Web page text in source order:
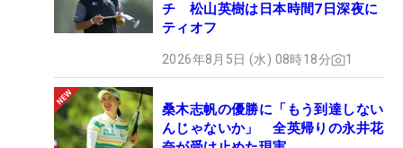
チ 松山英樹は日本時間7日深夜に
ティオフ
2026年8月5日 (水) 08時18分 1
桑木志帆の優勝に「もう到達しない
んじゃないか」 全英帰りの永井花